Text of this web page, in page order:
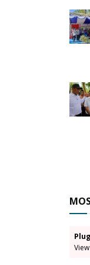
Anggota DPR-RI H.
Asmat
kepada anggota
terutama dalam